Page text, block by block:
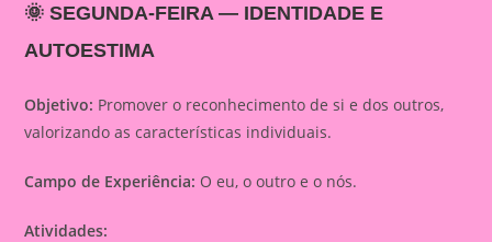
🌞SEGUNDA-FEIRA — IDENTIDADE E
AUTOESTIMA
Objetivo: Promover o reconhecimento de si e dos outros,
valorizando as características individuais.
Campo de Experiência: O eu, o outro e o nós.
Atividades: